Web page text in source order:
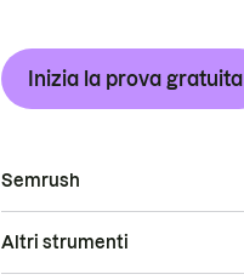
Inizia la prova gratuita
Semrush
Altri strumenti